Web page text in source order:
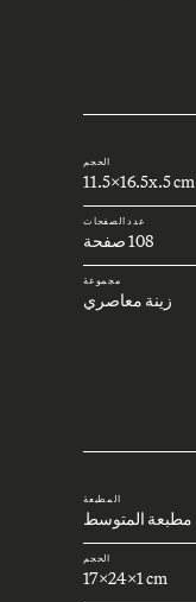
الحجم
11.5x16.5x.5 cm
عدد الصفحات
108 صفحة
مجموعة
زينة معاصري
المطبعة
مطبعة المتوسط
الحجم
17x24x1 cm